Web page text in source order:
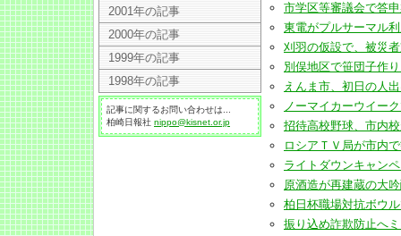
市学区等審議会で答
東電がプルサーマル
刈羽の仮設で、被災
別俣地区で笹団子作
えんま市、初日の人
ノーマイカーウイー
招待高校野球、市内
ロシアＴＶ局が市内
ライトダウンキャン
原酒造が再建蔵の大
柏日杯職場対抗ボウ
振り込め詐欺防止へ
2001年の記事
2000年の記事
1999年の記事
1998年の記事
記事に関するお問い合わせは...
柏崎日報社 nippo@kisnet.or.jp